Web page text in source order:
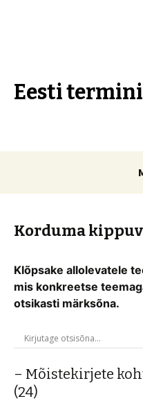
Eesti
Korduma
Klõpsake allolevatele
mis konkreetse
otsikasti märksõna.
– Mõistekirjete
(24)